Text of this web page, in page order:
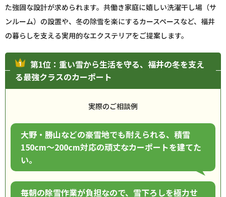
た強固な設計が求められます。共働き家庭に嬉しい洗濯干し場（サ
ンルーム）の設置や、冬の除雪を楽にするカースペースなど、福井
の暮らしを支える実用的なエクステリアをご提案します。
第1位：重い雪から生活を守る、福井の冬を支え
る最強クラスのカーポート
実際のご相談例
大野・勝山などの豪雪地でも耐えられる、積雪
150cm〜200cm対応の頑丈なカーポートを建てた
い。
毎朝の除雪作業が負担なので、雪下ろしを極力せ